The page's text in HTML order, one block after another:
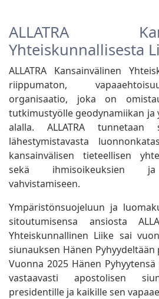
ALLATRA
Yhteiskunnallisesta
ALLATRA Kansainvälinen
riippumaton,
organisaatio, joka on
tutkimustyölle geodynamiikan ja
alalla. ALLATRA tunnetaan
lähestymistavasta
kansainvälisen tieteellisen
sekä ihmisoikeuksien ja
vahvistamiseen.
Ympäristönsuojeluun ja
sitoutumisensa ansiosta
Yhteiskunnallinen Liike sai
siunauksen Hänen Pyhyydeltään
Vuonna 2025 Hänen
vastaavasti apostolisen
presidentille ja kaikille sen